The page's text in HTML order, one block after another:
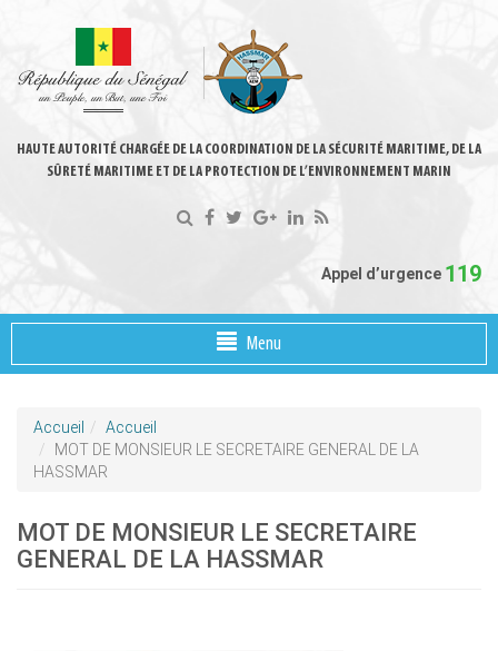
HAUTE AUTORITÉ CHARGÉE DE LA COORDINATION DE LA SÉCURITÉ MARITIME, DE LA
SÛRETÉ MARITIME ET DE LA PROTECTION DE L’ENVIRONNEMENT MARIN
Appel d’urgence 119
Menu
Accueil
Accueil
MOT DE MONSIEUR LE SECRETAIRE GENERAL DE LA
HASSMAR
MOT DE MONSIEUR LE SECRETAIRE
GENERAL DE LA HASSMAR